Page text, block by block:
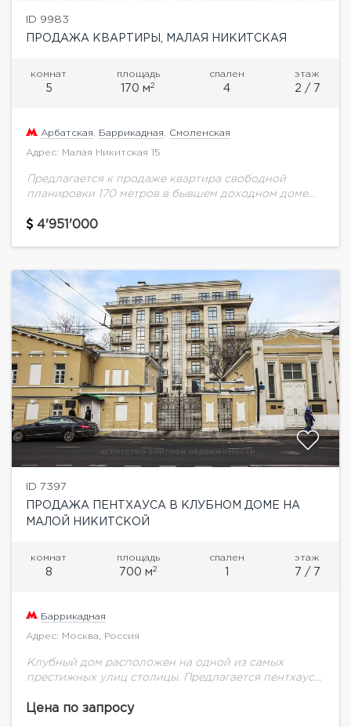
ID 9983
ПРОДАЖА КВАРТИРЫ, МАЛАЯ НИКИТСКАЯ
комнат
5
площадь
170 м2
спален
4
этаж
2 / 7
Арбатская Баррикадная Смоленская
Адрес: Малая Никитская 15
Предлагается к продаже квартира свободной
планировки 170 метров в бывшем доходном доме
возможность жить в тихом культурном и
4'951'000
ID 7397
ПРОДАЖА ПЕНТХАУСА В КЛУБНОМ ДОМЕ НА
МАЛОЙ НИКИТСКОЙ
комнат
8
площадь
700 м2
спален
1
этаж
7 / 7
Баррикадная
Адрес: Москва, Россия
Клубный дом расположен на одной из самых
престижных улиц столицы. Предлагается пентхаус
без отделки. Панорамные виды на...
Цена по запросу